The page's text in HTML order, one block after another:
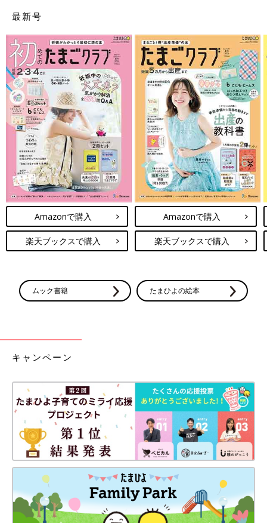
最新号
Amazonで購入
楽天ブックスで購入
Amazonで購入
楽天ブックスで購入
ムック書籍 たまひよの絵本
キャンペーン